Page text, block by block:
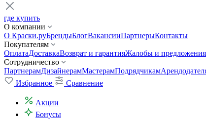
где купить
О компании
О Краски.руБрендыБлогВакансииПартнерыКонтакты
Покупателям
ОплатаДоставкаВозврат и гарантияЖалобы и предложения
Сотрудничество
ПартнерамДизайнерамМастерамПодрядчикам
Избранное
Сравнение
Акции
Бонусы